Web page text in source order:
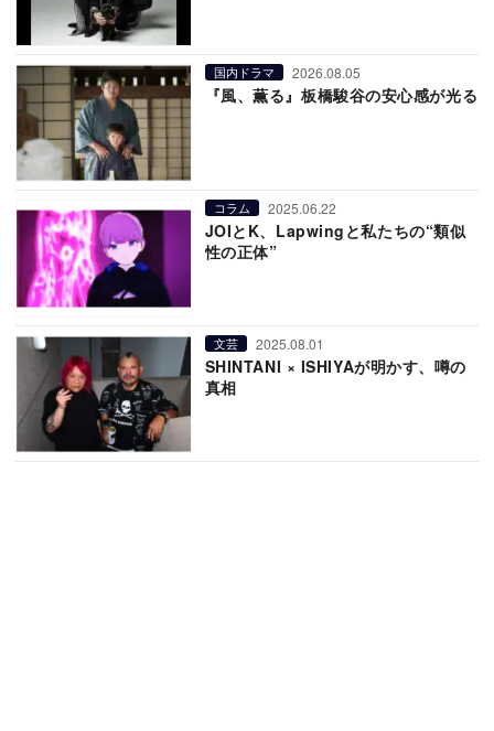
国内ドラマ 2026.08.05
『風、薫る』板橋駿谷の安心感が光る
コラム 2025.06.22
JOIとK、Lapwingと私たちの“類似
性の正体”
文芸 2025.08.01
SHINTANI × ISHIYAが明かす、噂の
真相